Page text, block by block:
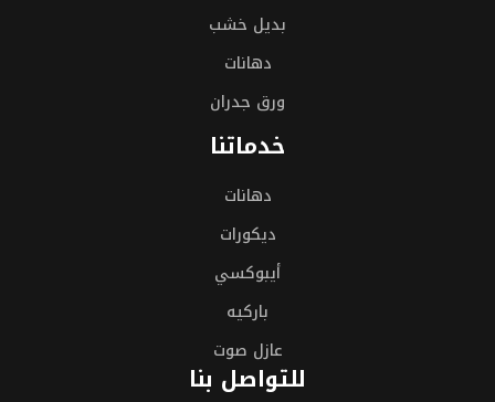
بديل خشب
دهانات
ورق جدران
خدماتنا
دهانات
ديكورات
أيبوكسي
باركيه
عازل صوت
للتواصل بنا